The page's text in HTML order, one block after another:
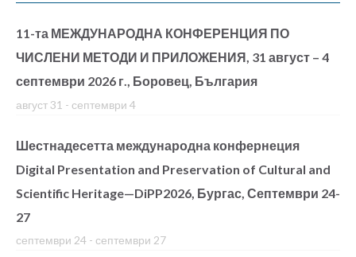
11-та МЕЖДУНАРОДНА КОНФЕРЕНЦИЯ ПО
ЧИСЛЕНИ МЕТОДИ И ПРИЛОЖЕНИЯ, 31 август – 4
септември 2026 г., Боровец, България
август 31 - септември 4
Шестнадесетта международна конфернеция
Digital Presentation and Preservation of Cultural and
Scientific Heritage—DiPP2026, Бургас, Септември 24-
27
септември 24 - септември 27